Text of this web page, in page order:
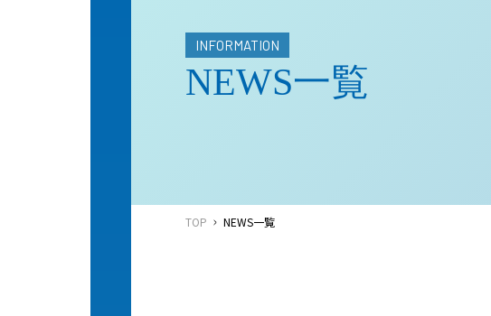
INFORMATION
NEWS一覧
TOP NEWS一覧